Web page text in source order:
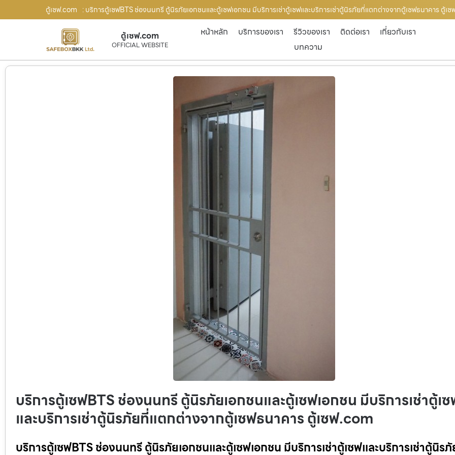
ตู้เซฟ.com : บริการตู้เซฟBTS ช่องนนทรี ตู้นิรภัยเอกชนและตู้เซฟเอกชน มีบริการเช่าตู้เซฟและบริการเช่าตู้นิรภัยที่แตกต่างจากตู้เซฟธนาคาร ตู้เ
ตู้เซฟ.com
OFFICIAL WEBSITE
หน้าหลัก บริการของเรา รีวิวของเรา ติดต่อเรา
เกี่ยวกับเรา
บทความ
บริการตู้เซฟBTS ช่องนนทรี ตู้นิรภัยเอกชนและตู้เซฟเอกชน มีบริการเช่าตู้เ
และบริการเช่าตู้นิรภัยที่แตกต่างจากตู้เซฟธนาคาร ตู้เซฟ.com
บริการตู้เซฟBTS ช่องนนทรี ตู้นิรภัยเอกชนและตู้เซฟเอกชน มีบริการเช่าตู้เซฟและบริการเช่าตู้นิร